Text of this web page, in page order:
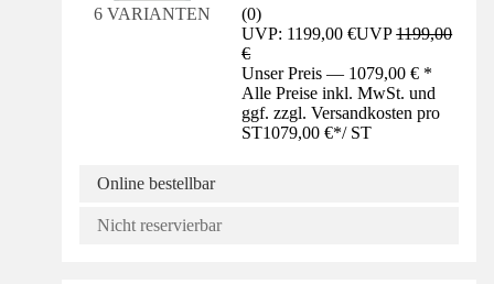
6 VARIANTEN (0)
UVP: 1199,00 €UVP1199,00
€
Unser Preis — 1079,00 € *
Alle Preise inkl. MwSt. und
ggf. zzgl. Versandkosten pro
ST1079,00 €*/ ST
Online bestellbar
Nicht reservierbar